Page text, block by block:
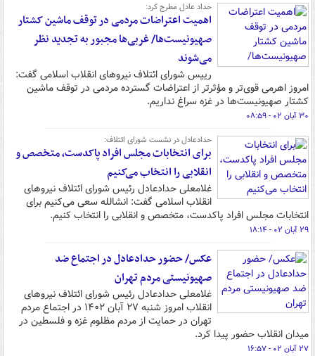
حداد عادل مطرح کرد:
اهمیت اعتراضات مردمی در توقف ماشین کشتار
صهیونیست‌ها/ غربی‌ها مجبور به تجدید نظر
می‌شوند
رییس شورای ائتلاف نیروهای انقلاب اسلامی گفت:
امروز اهرمی قوی‌تر و مؤثرتر از اعتراضات گسترده مردمی در توقف ماشین
کشتار صهیونیست‌ها در غزه سراغ نداریم.
۳۰ آبان ۰۲ - ۰۸:۵۹
حدادعادل در نشست شورای ائتلاف:
برای انتخابات مجلس افراد پاکدست، متخصص و
انقلابی را انتخاب می‌کنیم
غلامعلی حدادعادل رئیس شورای ائتلاف نیروهای
انقلاب اسلامی گفت: انشالله سعی می‌کنیم برای
انتخابات مجلس افراد پاکدست، متخصص و انقلابی را انتخاب کنیم.
۲۹ آبان ۰۲ - ۱۸:۱۴
عکس/ حضور حدادعادل در اجتماع ضد
صهیونیستی مردم تهران
غلامعلی حدادعادل رئیس شورای ائتلاف نیروهای
انقلاب امروز شنبه ۲۷ آبان ۱۴۰۲ در اجتماع مردم
تهران در حمایت از مردم مظلوم غزه و فلسطین در
میدان انقلاب حضور پیدا کرد.
۲۷ آبان ۰۲ - ۱۶:۵۷